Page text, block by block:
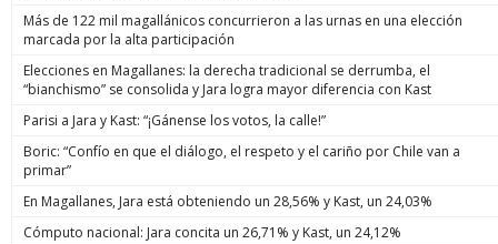
Más de 122 mil magallánicos concurrieron a las urnas en una elección
marcada por la alta participación
Elecciones en Magallanes: la derecha tradicional se derrumba, el
“bianchismo” se consolida y Jara logra mayor diferencia con Kast
Parisi a Jara y Kast: “¡Gánense los votos, la calle!”
Boric: “Confío en que el diálogo, el respeto y el cariño por Chile van a
primar”
En Magallanes, Jara está obteniendo un 28,56% y Kast, un 24,03%
Cómputo nacional: Jara concita un 26,71% y Kast, un 24,12%